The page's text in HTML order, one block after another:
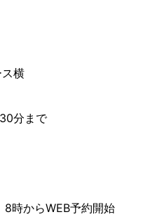
横
分まで
時からWEB予約開始